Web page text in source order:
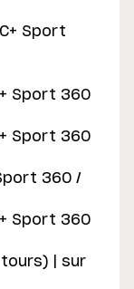
Sport
Sport 360
Sport 360
360 /
Sport 360
tours) | sur